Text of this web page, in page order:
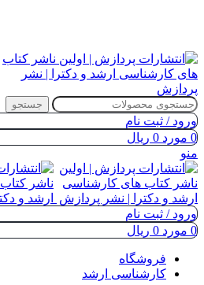
جستجو
ورود / ثبت نام
0 مورد 0 ریال
منو
ورود / ثبت نام
0 مورد 0 ریال
فروشگاه
کارشناسی ارشد